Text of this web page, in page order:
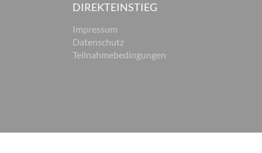
DIREKTEINSTIEG
Impressum
Datenschutz
Teilnahmebedingungen